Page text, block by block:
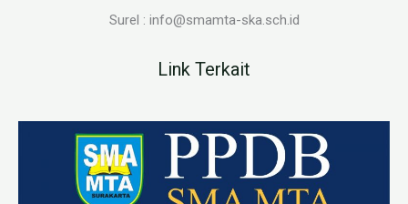
Surel : info@smamta-ska.sch.id
Link Terkait